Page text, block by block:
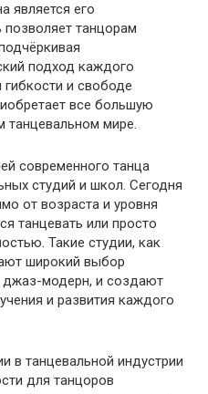
является его
позволяет танцорам
подход каждого
гибкости и свободе
все большую
танцевальном мире.
современного танца
студий и школ. Сегодня
от возраста и уровня
танцевать или просто
Такие студии, как
широкий выбор
джаз-модерн, и создают
и развития каждого
в танцевальной индустрии
для танцоров